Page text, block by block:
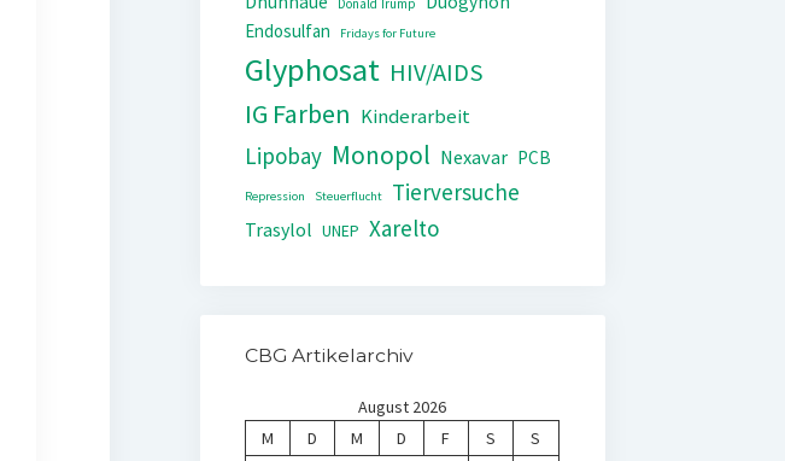
Donald Trump
Endosulfan
Fridays for Future
Glyphosat HIV/AIDS
IG Farben Kinderarbeit
Lipobay Monopol Nexavar PCB
Repression Steuerflucht Tierversuche
Trasylol UNEP Xarelto
CBG Artikelarchiv
August 2026
M
D M D F S
S